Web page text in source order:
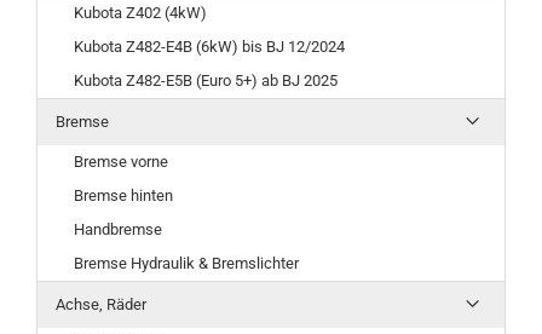
Kubota Z402 (4kW)
Kubota Z482-E4B (6kW) bis BJ 12/2024
Kubota Z482-E5B (Euro 5+) ab BJ 2025
Bremse
Bremse vorne
Bremse hinten
Handbremse
Bremse Hydraulik & Bremslichter
Achse, Räder